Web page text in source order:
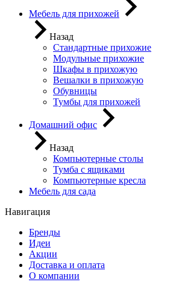
Мебель для прихожей
Назад
Стандартные прихожие
Модульные прихожие
Шкафы в прихожую
Вешалки в прихожую
Обувницы
Тумбы для прихожей
Домашний офис
Назад
Компьютерные столы
Тумба с ящиками
Компьютерные кресла
Мебель для сада
Навигация
Бренды
Идеи
Акции
Доставка и оплата
О компании